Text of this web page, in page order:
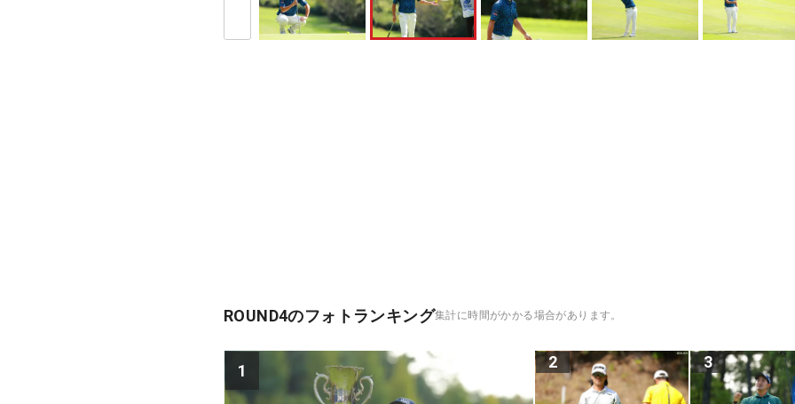
ROUND4のフォトランキング集計に時間がかかる場合があります。
1 2 3